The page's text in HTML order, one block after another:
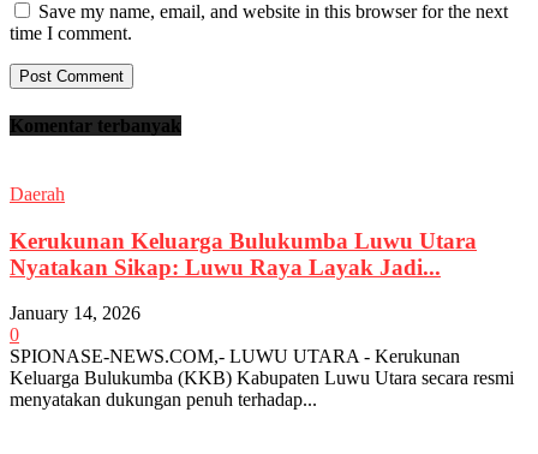
Save my name, email, and website in this browser for the next
time I comment.
Komentar terbanyak
Daerah
Kerukunan Keluarga Bulukumba Luwu Utara
Nyatakan Sikap: Luwu Raya Layak Jadi...
January 14, 2026
0
SPIONASE-NEWS.COM,- LUWU UTARA - Kerukunan
Keluarga Bulukumba (KKB) Kabupaten Luwu Utara secara resmi
menyatakan dukungan penuh terhadap...